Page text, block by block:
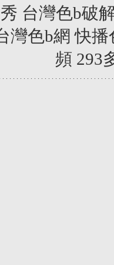
台灣色b破
灣色b網 快播
頻 293
. . . . . . . . . . . . . . . . . . . . . . . . . . . . . . . .